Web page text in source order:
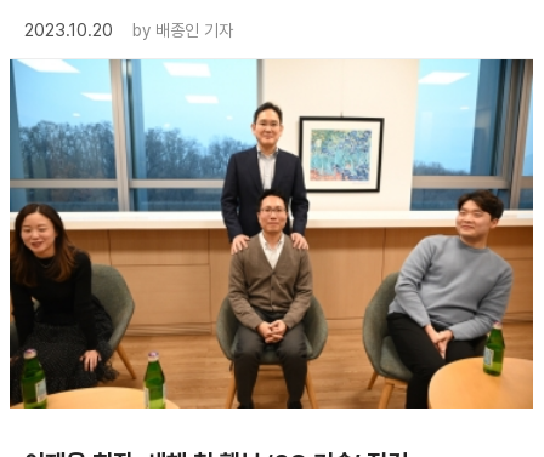
2023.10.20
by 배종인 기자